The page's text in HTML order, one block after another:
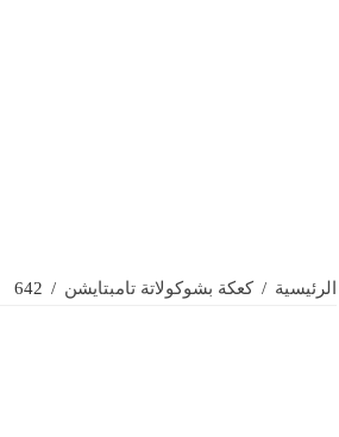
الرئيسية / كعكة بشوكولاتة تامبتايشن /
642